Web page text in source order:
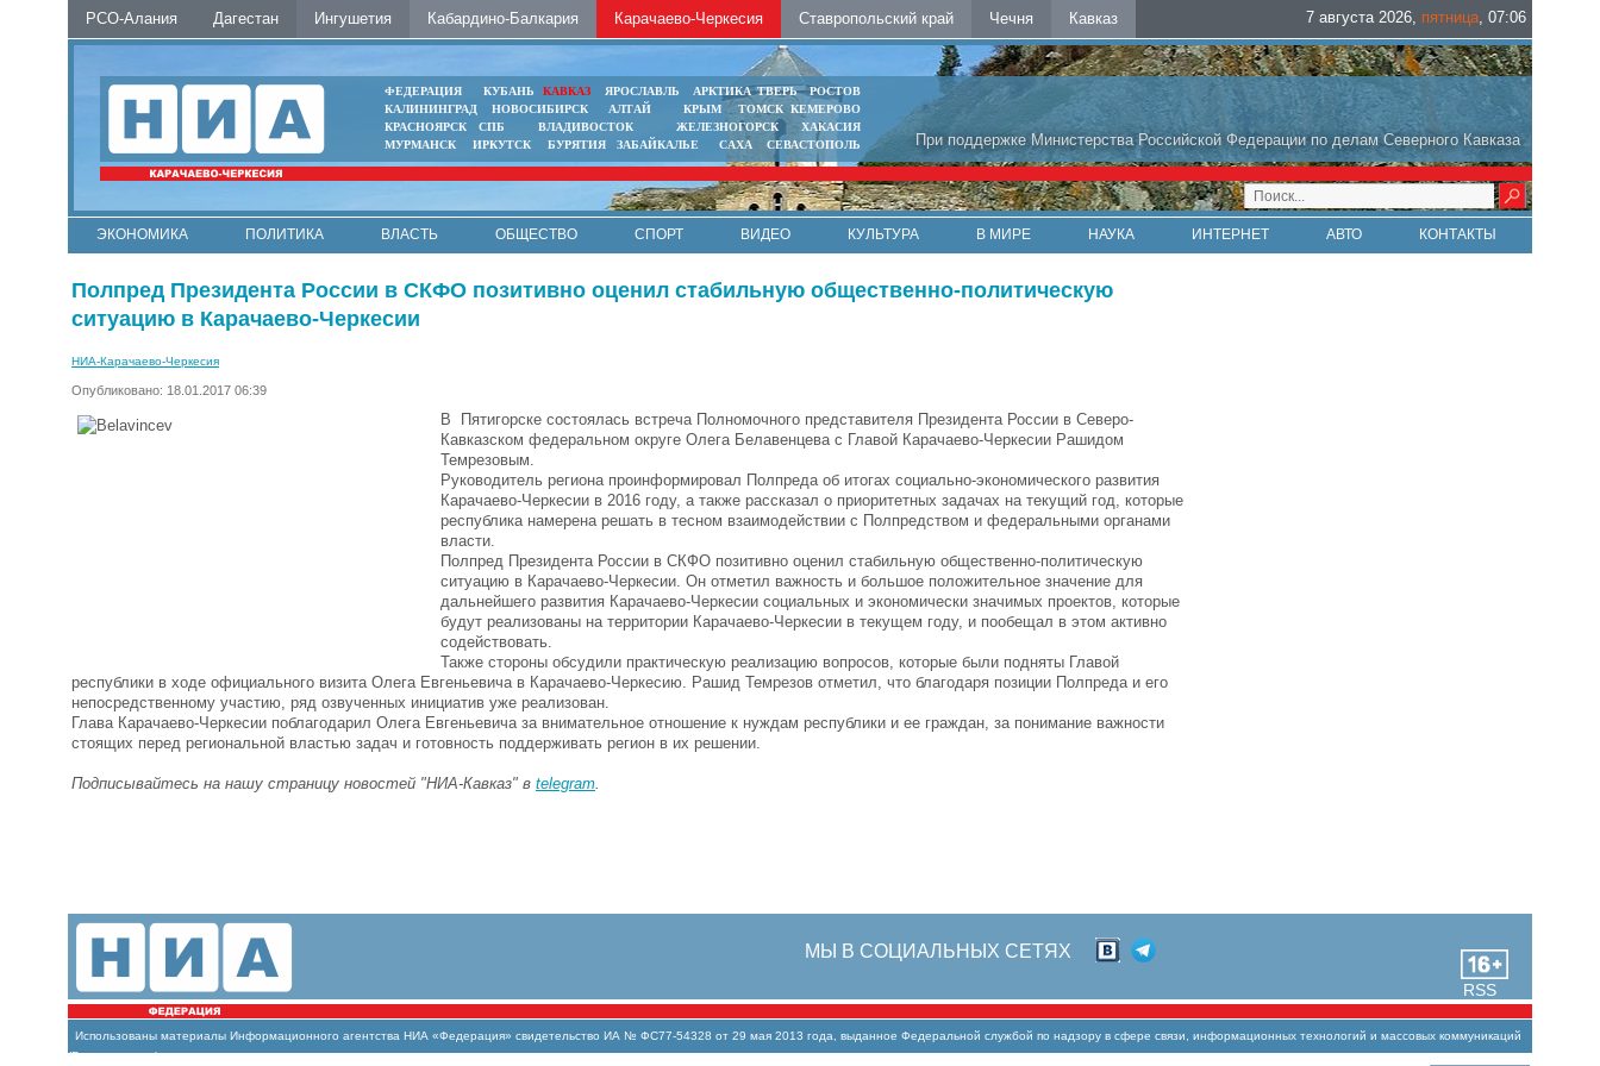
РСО-Алания Дагестан Ингушетия Кабардино-Балкария Карачаево-Черкесия Ставропольский край Чечня Кавказ 7 августа 2026, пятница, 07:06
При поддержке Министерства Российской Федерации по делам Северного Кавказа
ФЕДЕРАЦИЯ КУБАНЬ КАВКАЗ ЯРОСЛАВЛЬ АРКТИКА ТВЕРЬ
РОСТОВ
КАЛИНИНГРАД
НОВОСИБИРСК АЛТАЙ КРЫМ ТОМСК КЕМЕРОВО
КРАСНОЯРСК
СПБ ВЛАДИВОСТОК ЖЕЛЕЗНОГОРСК
ХАКАСИЯ
МУРМАНСК
ИРКУТСК БУРЯТИЯ ЗАБАЙКАЛЬЕ САХА СЕВАСТОПОЛЬ
ЭКОНОМИКА ПОЛИТИКА ВЛАСТЬ ОБЩЕСТВО СПОРТ ВИДЕО КУЛЬТУРА В МИРЕ НАУКА ИНТЕРНЕТ АВТО КОНТАКТЫ
Полпред Президента России в СКФО позитивно оценил стабильную общественно-политическую
ситуацию в Карачаево-Черкесии
НИА-Карачаево-Черкесия
Опубликовано: 18.01.2017 06:39
В Пятигорске состоялась встреча Полномочного представителя Президента России в Северо-
Кавказском федеральном округе Олега Белавенцева с Главой Карачаево-Черкесии Рашидом
Темрезовым.
Руководитель региона проинформировал Полпреда об итогах социально-экономического развития
Карачаево-Черкесии в 2016 году, а также рассказал о приоритетных задачах на текущий год, которые
республика намерена решать в тесном взаимодействии с Полпредством и федеральными органами
власти.
Полпред Президента России в СКФО позитивно оценил стабильную общественно-политическую
ситуацию в Карачаево-Черкесии. Он отметил важность и большое положительное значение для
дальнейшего развития Карачаево-Черкесии социальных и экономически значимых проектов, которые
будут реализованы на территории Карачаево-Черкесии в текущем году, и пообещал в этом активно
содействовать.
Также стороны обсудили практическую реализацию вопросов, которые были подняты Главой
республики в ходе официального визита Олега Евгеньевича в Карачаево-Черкесию. Рашид Темрезов отметил, что благодаря позиции Полпреда и его
непосредственному участию, ряд озвученных инициатив уже реализован.
Глава Карачаево-Черкесии поблагодарил Олега Евгеньевича за внимательное отношение к нуждам республики и ее граждан, за понимание важности
стоящих перед региональной властью задач и готовность поддерживать регион в их решении.
Подписывайтесь на нашу страницу новостей "НИА-Кавказ" в telegram
RSS
МЫ В СОЦИАЛЬНЫХ СЕТЯХ
Использованы материалы Информационного агентства НИА «Федерация» свидетельство ИА № ФС77-54328 от 29 мая 2013 года, выданное Федеральной службой по надзору в сфере связи, информационных технологий и массовых коммуникаций
(Роскомнадзор)